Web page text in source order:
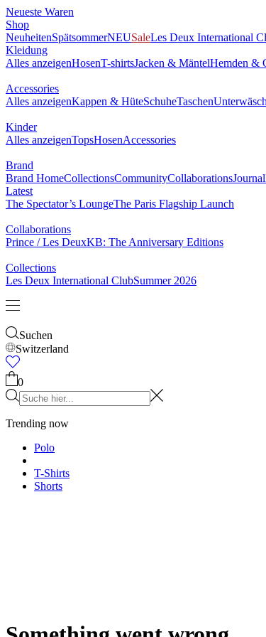
Neueste Waren
Shop
NeuheitenSpätsommerNEUSaleLes Deux International
Kleidung
Alles anzeigenHosenT-shirtsJacken & MäntelHemden &
Accessories
Alles anzeigenKappen & HüteSchuheTaschen